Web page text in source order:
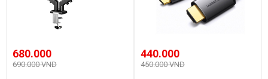
680.000
690.000 VND
440.000
450.000 VND